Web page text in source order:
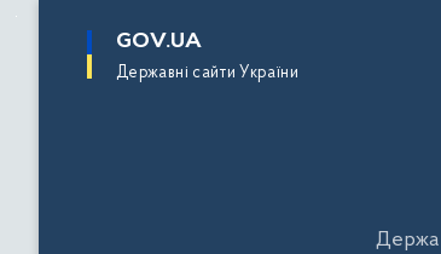
основного
GOV.UA
Державні сайти України